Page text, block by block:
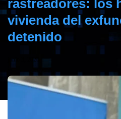
rastreadores: los
vivienda del
detenido
junio 3, 2026